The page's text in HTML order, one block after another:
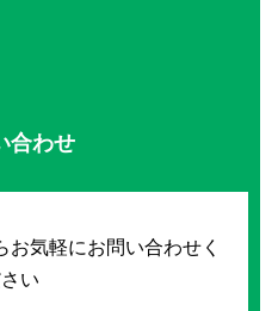
合わせ
気軽にお問い合わせく
い